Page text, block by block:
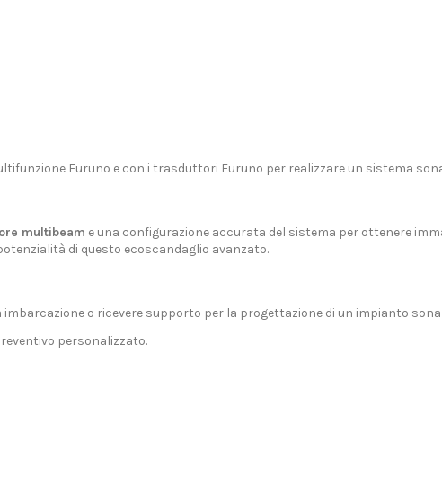
Furuno e con i trasduttori Furuno per realizzare un sistema
multibeam e una configurazione accurata del sistema per ottenere
di questo ecoscandaglio avanzato.
o ricevere supporto per la progettazione di un impianto
personalizzato.